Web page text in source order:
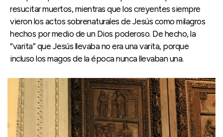
resucitar muertos, mientras que los creyentes siempre
vieron los actos sobrenaturales de Jesús como milagros
hechos por medio de un Dios poderoso. De hecho, la
“varita” que Jesús llevaba no era una varita, porque
incluso los magos de la época nunca llevaban una.